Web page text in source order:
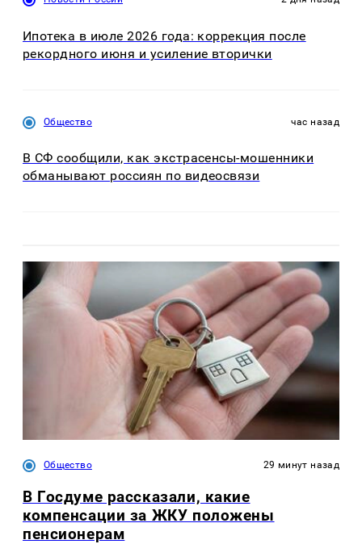
Ипотека в июле 2026 года: коррекция после
рекордного июня и усиление вторички
Общество час назад
В СФ сообщили, как экстрасенсы-мошенники
обманывают россиян по видеосвязи
Общество 29 минут назад
В Госдуме рассказали, какие
компенсации за ЖКУ положены
пенсионерам